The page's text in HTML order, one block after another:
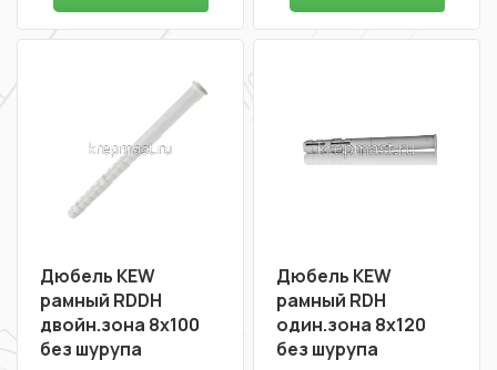
Дюбель KEW
рамный RDDН
двойн.зона 8х100
без шурупа
Дюбель KEW
рамный RDН
один.зона 8х120
без шурупа